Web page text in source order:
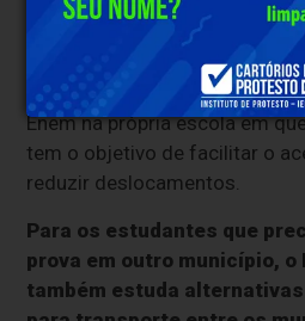
De acordo com estimativas do
aproximadamente 80% dos
pública devem fazer as
Enem na própria escola em
tem o objetivo de facilitar o
reduzir deslocamentos.
Para os estudantes que
prova em outro município, o
também estuda